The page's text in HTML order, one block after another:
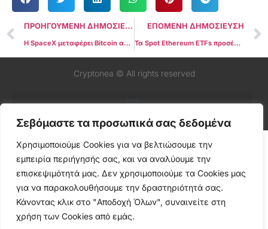
Σεβόμαστε τα προσωπικά σας δεδομένα
Χρησιμοποιούμε Cookies για να βελτιώσουμε την
εμπειρία περιήγησής σας, και να αναλύουμε την
επισκεψιμότητά μας. Δεν χρησιμοποιούμε τα Cookies μας
για να παρακολουθήσουμε την δραστηριότητά σας.
Κάνοντας κλικ στο "Αποδοχή Όλων", συναινείτε στη
χρήση των Cookies από εμάς.
ΠΡΟΗΓΟΥΜΕΝΗ ΔΗΜΟΣΙΕΥΣΗ
Η SpaceX μεταφέρει Bitcoin αξίας $153 εκατ. μετά από τρία χρόνια αδράνειας
ΕΠΟΜΕΝΗ ΔΗΜΟΣΙΕΥΣΗ
Τα Spot Ethereum ETFs προσέλκυσαν $533 εκατ., επεκτείνοντας το σερί εισροών σε πάνω από $4 δισ.
Cryptonea © All rights reserved